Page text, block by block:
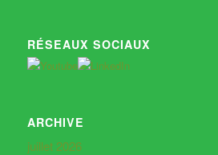
RÉSEAUX SOCIAUX
ARCHIVE
juillet 2026